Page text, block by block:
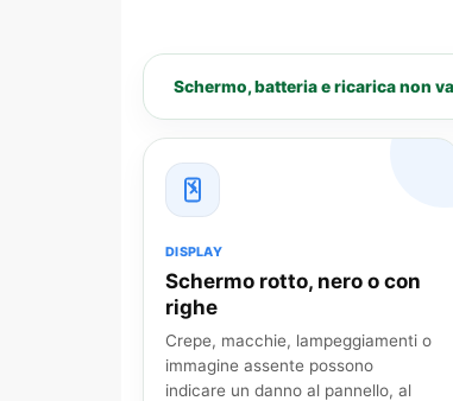
Schermo, batteria e ricarica non
DISPLAY
Schermo rotto, nero o con
righe
Crepe, macchie, lampeggiamenti o
immagine assente possono
indicare un danno al pannello, al